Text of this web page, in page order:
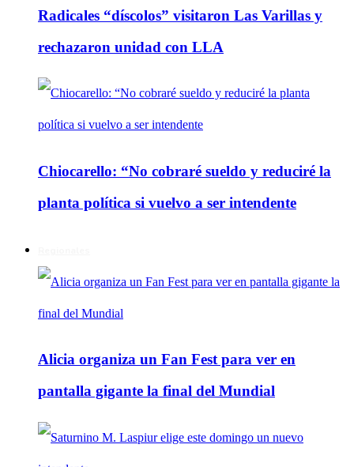
Radicales “díscolos” visitaron Las Varillas y
rechazaron unidad con LLA
Chiocarello: “No cobraré sueldo y reduciré la
planta política si vuelvo a ser intendente
Alicia organiza un Fan Fest para ver en
pantalla gigante la final del Mundial